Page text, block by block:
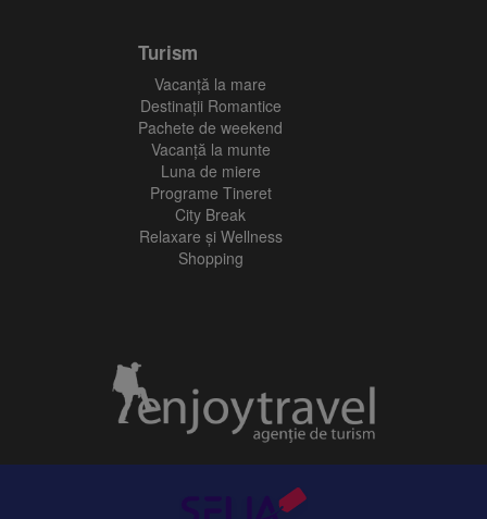
Turism
Vacanţă la mare
Destinații Romantice
Pachete de weekend
Vacanță la munte
Luna de miere
Programe Tineret
City Break
Relaxare și Wellness
Shopping